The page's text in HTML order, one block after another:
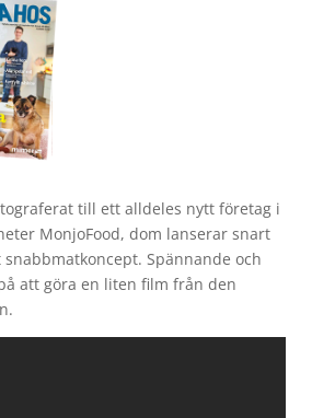
till ett alldeles nytt företag i
MonjoFood, dom lanserar snart
Spännande och
att göra en liten film från den